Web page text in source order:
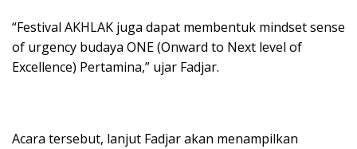
“Festival AKHLAK juga dapat membentuk mindset sense
of urgency budaya ONE (Onward to Next level of
Excellence) Pertamina,” ujar Fadjar.
Acara tersebut, lanjut Fadjar akan menampilkan